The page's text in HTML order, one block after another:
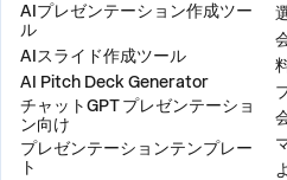
AIプレゼンテーション作成ツー
ル
AIスライド作成ツール
AI Pitch Deck Generator
チャットGPT プレゼンテーショ
ン向け
プレゼンテーションテンプレー
ト